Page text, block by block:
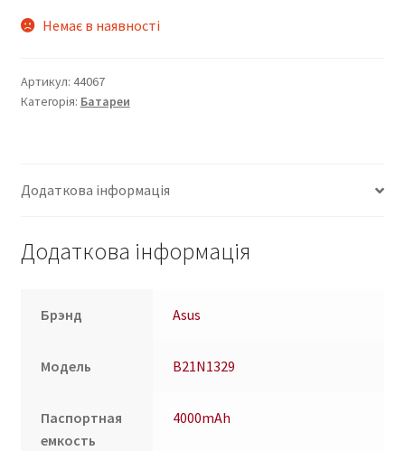
Немає в наявності
Артикул: 44067
Категорія: Батареи
Додаткова інформація
Додаткова інформація
Брэнд Asus
Модель B21N1329
Паспортная
емкость
4000mAh